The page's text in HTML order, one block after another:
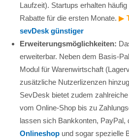
Laufzeit). Startups erhalten
Rabatte für die ersten Monate. ▶︎
sevDesk günstiger
Erweiterungsmöglichkeiten:
erweiterbar. Neben dem Basis-
Modul für Warenwirtschaft
zusätzliche Nutzerlizenzen
SevDesk bietet zudem
vom Online-Shop bis zu
lassen sich Bankkonten, PayPal,
Onlineshopund sogar spezielle